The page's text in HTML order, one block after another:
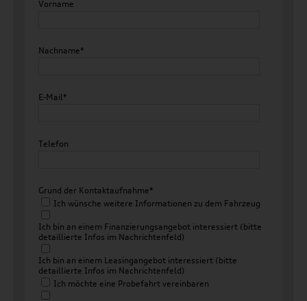
Vorname
Nachname*
E-Mail*
Telefon
Grund der Kontaktaufnahme*
Ich wünsche weitere Informationen zu dem Fahrzeug
Ich bin an einem Finanzierungsangebot interessiert (bitte
detaillierte Infos im Nachrichtenfeld)
Ich bin an einem Leasingangebot interessiert (bitte
detaillierte Infos im Nachrichtenfeld)
Ich möchte eine Probefahrt vereinbaren